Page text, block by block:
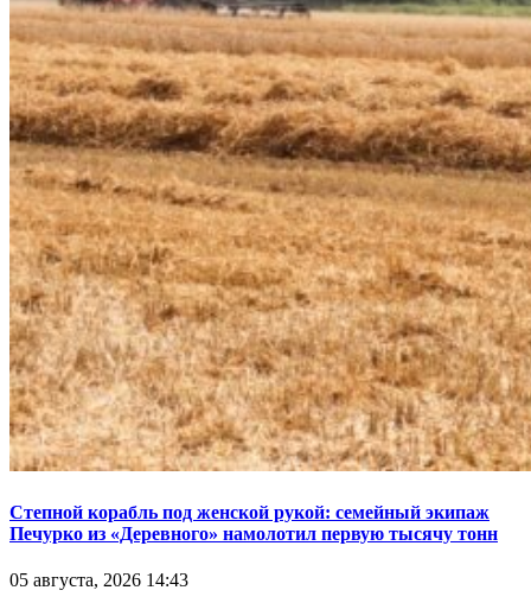
Степной корабль под женской рукой: семейный экипаж
Печурко из «Деревного» намолотил первую тысячу тонн
05 августа, 2026 14:43